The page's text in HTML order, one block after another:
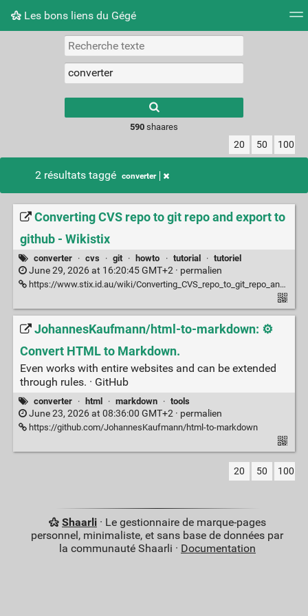
Les bons liens du Gégé
Nuage de tags Quotidien
results.
590shaares
20 50 100
2 résultats taggé converter
Converting CVS repo to git repo and export to
github - Wikistix
converter · cvs · git · howto · tutorial · tutoriel
June 29, 2026 at 16:20:45 GMT+2 · permalien
https://www.stix.id.au/wiki/Converting_CVS_repo_to_git_repo_and_export_to_github
JohannesKaufmann/html-to-markdown: ⚙️
Convert HTML to Markdown.
Even works with entire websites and can be extended
through rules. · GitHub
converter · html · markdown · tools
June 23, 2026 at 08:36:00 GMT+2 · permalien
https://github.com/JohannesKaufmann/html-to-markdown
20 50 100
Shaarli· Le gestionnaire de marque-pages
personnel, minimaliste, et sans base de données par
la communauté Shaarli · Documentation